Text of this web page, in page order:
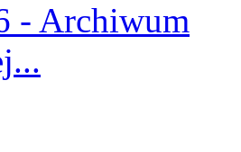
- Archiwum